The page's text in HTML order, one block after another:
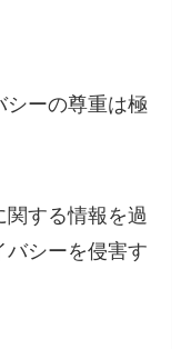
シーの尊重は極
関する情報を過
バシーを侵害す